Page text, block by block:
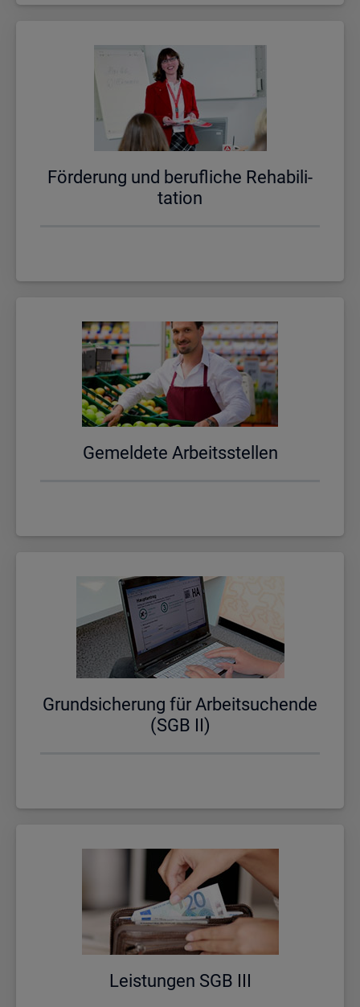
För­de­rung und be­ruf­li­che Re­ha­bi­li­
ta­ti­on
Ge­mel­de­te Ar­beits­stel­len
Grund­si­che­rung für Ar­beit­su­chen­de
(SGB II)
Leis­tun­gen SGB III